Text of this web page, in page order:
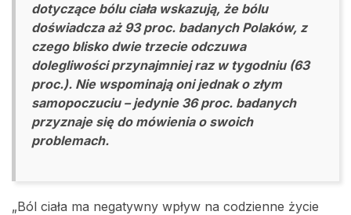
dotyczące bólu ciała wskazują, że bólu
doświadcza aż 93 proc. badanych Polaków, z
czego blisko dwie trzecie odczuwa
dolegliwości przynajmniej raz w tygodniu (63
proc.). Nie wspominają oni jednak o złym
samopoczuciu – jedynie 36 proc. badanych
przyznaje się do mówienia o swoich
problemach.
„Ból ciała ma negatywny wpływ na codzienne życie